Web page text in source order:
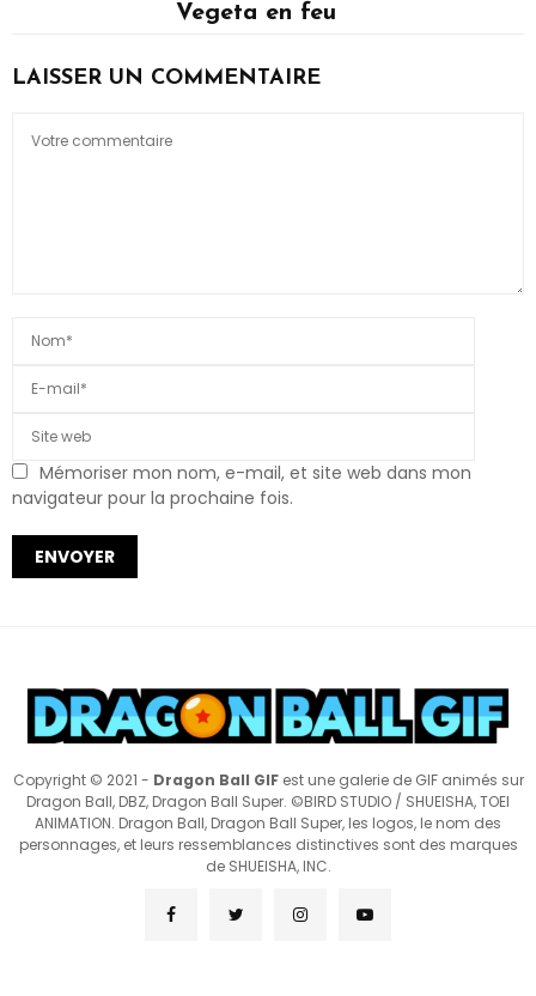
Vegeta en feu
LAISSER UN COMMENTAIRE
Mémoriser mon nom, e-mail, et site web dans mon
navigateur pour la prochaine fois.
Copyright © 2021 - Dragon Ball GIFest une galerie de GIF animés sur
Dragon Ball, DBZ, Dragon Ball Super. ©BIRD STUDIO / SHUEISHA, TOEI
ANIMATION. Dragon Ball, Dragon Ball Super, les logos, le nom des
personnages, et leurs ressemblances distinctives sont des marques
de SHUEISHA, INC.